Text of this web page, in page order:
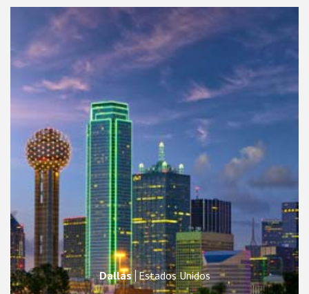
Dallas Estados Unidos